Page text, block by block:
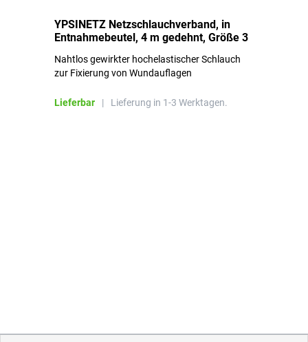
YPSINETZ Netzschlauchverband, in
Entnahmebeutel, 4 m gedehnt, Größe 3
Nahtlos gewirkter hochelastischer Schlauch
zur Fixierung von Wundauflagen
Lieferbar | Lieferung in 1-3 Werktagen.